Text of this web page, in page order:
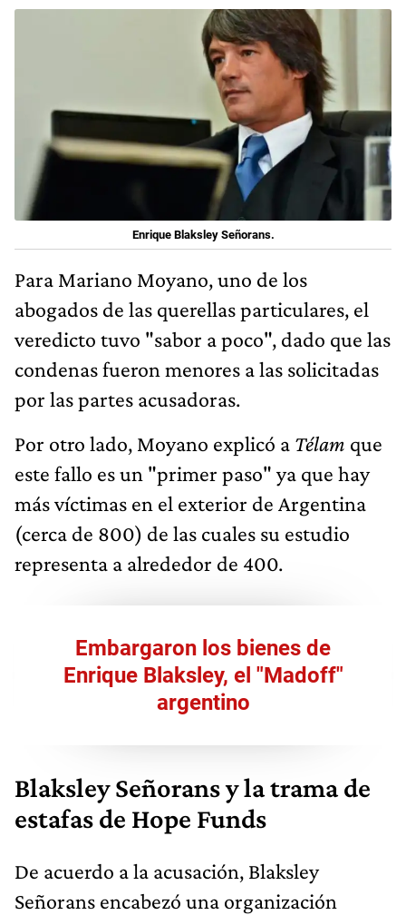
Enrique Blaksley Señorans.
Para Mariano Moyano, uno de los
abogados de las querellas particulares, el
veredicto tuvo "sabor a poco", dado que las
condenas fueron menores a las solicitadas
por las partes acusadoras.
Por otro lado, Moyano explicó a Télam que
este fallo es un "primer paso" ya que hay
más víctimas en el exterior de Argentina
(cerca de 800) de las cuales su estudio
representa a alrededor de 400.
Embargaron los bienes de
Enrique Blaksley, el "Madoff"
argentino
Blaksley Señorans y la trama de
estafas de Hope Funds
De acuerdo a la acusación, Blaksley
Señorans encabezó una organización